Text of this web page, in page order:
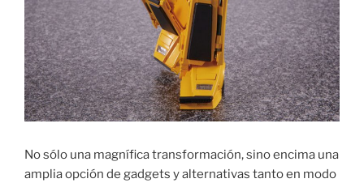
No sólo una magnífica transformación, sino encima una
amplia opción de gadgets y alternativas tanto en modo